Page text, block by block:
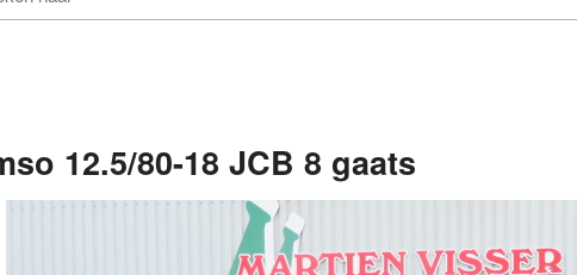
12.5/80-18 JCB 8 gaats